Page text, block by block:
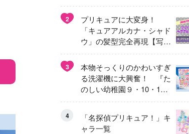
異変
2
プリキュアに大変身！
「キュアアルカナ・シャド
ウ」の髪型完全再現【写真
解説付き】
3
本物そっくりのかわいすぎ
る洗濯機に大興奮！ 『た
のしい幼稚園９・10・11
月号』だけのオリジナル付
せんたくき」
4
「名探偵プリキュア！」キ
ャラ一覧